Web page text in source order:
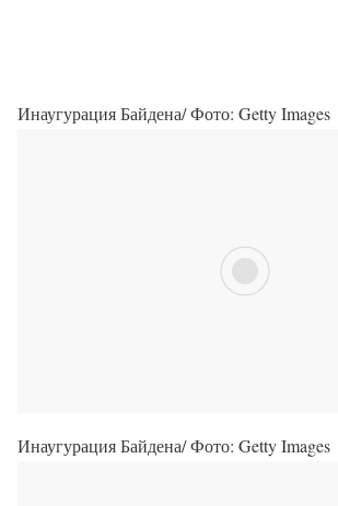
Инаугурация Байдена/ Фото: Getty Images
Инаугурация Байдена/ Фото: Getty Images